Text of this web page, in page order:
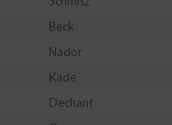
Beck
Nador
Kade
Dechant